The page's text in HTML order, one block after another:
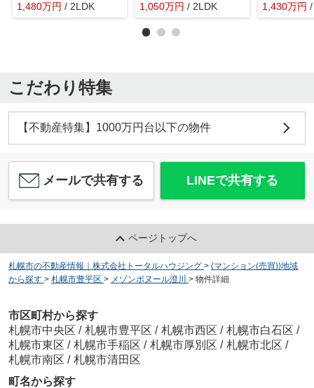
1,480万円 / 2LDK
1,050万円 / 2LDK
1,430万円
こだわり特集
【不動産特集】1000万円台以下の物件
メールで共有する LINEで共有する
ページトップへ
札幌市の不動産情報｜株式会社トータルハウジング > (マンション(売買))地域
から探す > 札幌市豊平区 > メゾンボヌール澄川 > 物件詳細
市区町村から探す
札幌市中央区 / 札幌市豊平区 / 札幌市西区 / 札幌市白石区 /
札幌市東区 / 札幌市手稲区 / 札幌市厚別区 / 札幌市北区 /
札幌市南区 / 札幌市清田区
町名から探す